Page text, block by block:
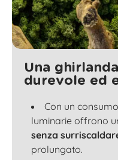
Una
durevole ed
Con un
luminarie offrono
senza
prolungato.